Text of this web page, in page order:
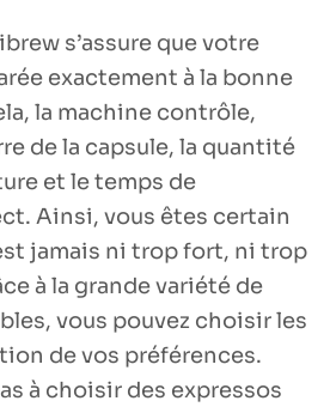
s’assure que votre
exactement à la bonne
la machine contrôle,
de la capsule, la quantité
et le temps de
Ainsi, vous êtes certain
jamais ni trop fort, ni trop
à la grande variété de
vous pouvez choisir les
de vos préférences.
à choisir des expressos